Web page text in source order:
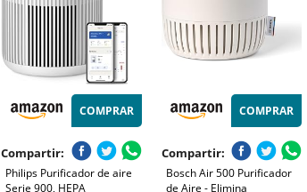
COMPRAR
Compartir:
Philips Purificador de aire
Serie 900, HEPA
COMPRAR
Compartir:
Bosch Air 500 Purificador
de Aire - Elimina